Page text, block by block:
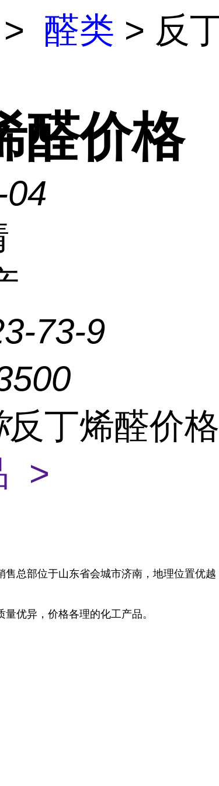
> 醛类 > 反
醛价格
73-9
反丁烯醛价
>
售总部位于山东省会城市济南，地理位置优
优异，价格各理的化工产品。